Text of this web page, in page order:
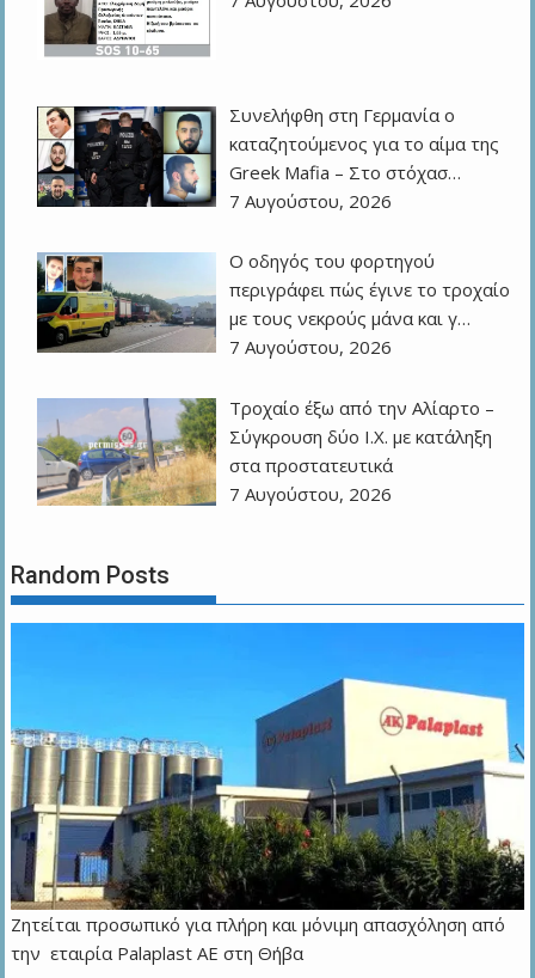
Συνελήφθη στη Γερμανία ο
καταζητούμενος για το αίμα της
Greek Mafia – Στο στόχασ…
7 Αυγούστου, 2026
Ο οδηγός του φορτηγού
περιγράφει πώς έγινε το τροχαίο
με τους νεκρούς μάνα και γ…
7 Αυγούστου, 2026
Τροχαίο έξω από την Αλίαρτο –
Σύγκρουση δύο Ι.Χ. με κατάληξη
στα προστατευτικά
7 Αυγούστου, 2026
Random Posts
Ζητείται προσωπικό για πλήρη και μόνιμη απασχόληση από
την εταιρία Palaplast AE στη Θήβα